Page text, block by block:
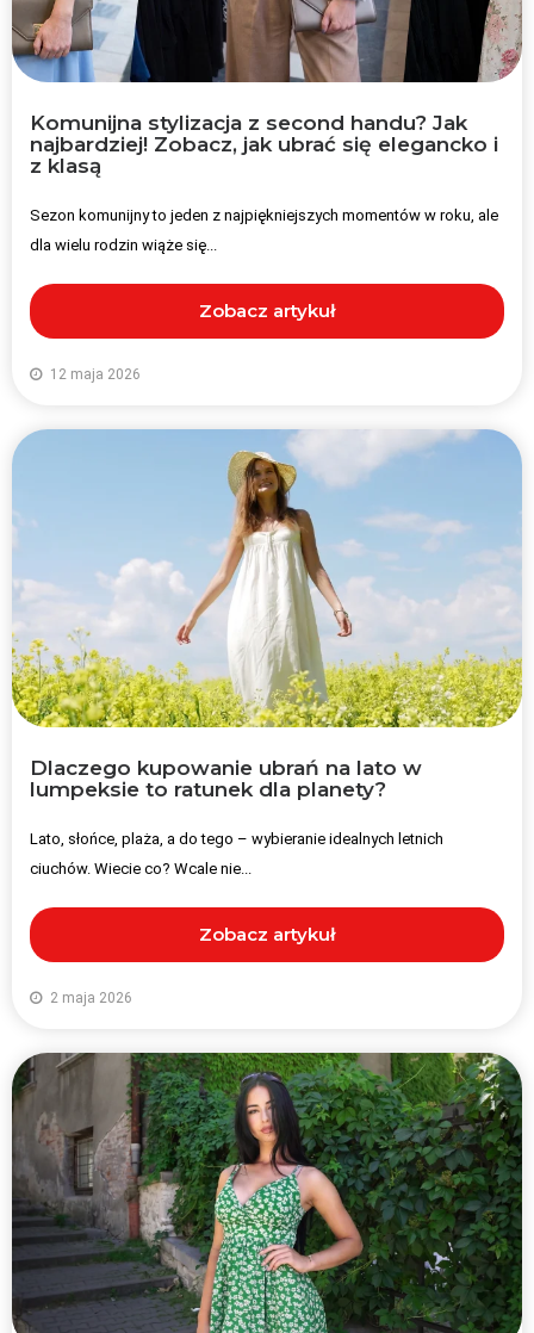
Komunijna stylizacja z second handu? Jak
najbardziej! Zobacz, jak ubrać się elegancko i
z klasą
Sezon komunijny to jeden z najpiękniejszych momentów w roku, ale
dla wielu rodzin wiąże się...
Zobacz artykuł
12 maja 2026
Dlaczego kupowanie ubrań na lato w
lumpeksie to ratunek dla planety?
Lato, słońce, plaża, a do tego – wybieranie idealnych letnich
ciuchów. Wiecie co? Wcale nie...
Zobacz artykuł
2 maja 2026